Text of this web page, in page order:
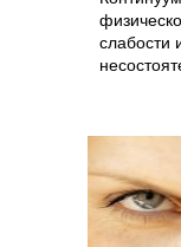
слабости